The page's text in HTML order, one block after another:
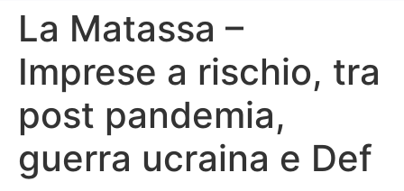
Quelli del Bandolo
Bandolo
Connessioni
La Matassa –
Imprese a rischio, tra
post pandemia,
guerra ucraina e Def